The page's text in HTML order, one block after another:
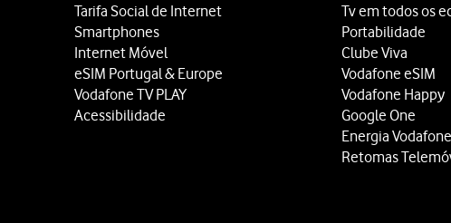
Tarifa Social de Internet
Smartphones
Internet Móvel
eSIM Portugal & Europe
Vodafone TV PLAY
Acessibilidade
Tv em todos os
Portabilidade
Clube Viva
Vodafone eSIM
Vodafone Happy
Google One
Energia
Retomas